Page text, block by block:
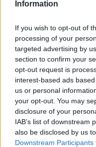
Information
If you wish to opt-out of
processing of your
targeted advertising by
section to confirm your
opt-out request is
interest-based ads
us or personal
your opt-out. You may
disclosure of your
IAB’s list of downstream
also be disclosed by us
Downstream Participants